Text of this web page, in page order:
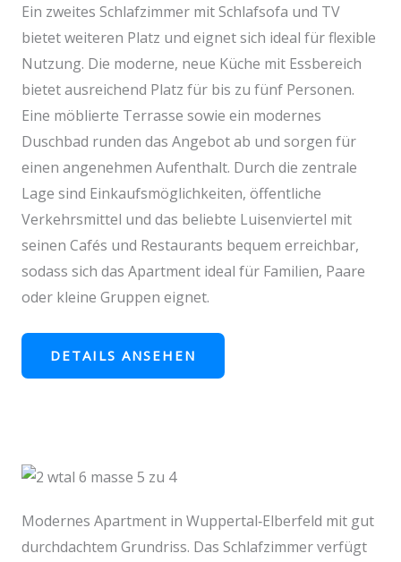
Ein zweites Schlafzimmer mit Schlafsofa und TV
bietet weiteren Platz und eignet sich ideal für flexible
Nutzung. Die moderne, neue Küche mit Essbereich
bietet ausreichend Platz für bis zu fünf Personen.
Eine möblierte Terrasse sowie ein modernes
Duschbad runden das Angebot ab und sorgen für
einen angenehmen Aufenthalt. Durch die zentrale
Lage sind Einkaufsmöglichkeiten, öffentliche
Verkehrsmittel und das beliebte Luisenviertel mit
seinen Cafés und Restaurants bequem erreichbar,
sodass sich das Apartment ideal für Familien, Paare
oder kleine Gruppen eignet.
DETAILS ANSEHEN
Modernes Apartment in Wuppertal‑Elberfeld mit gut
durchdachtem Grundriss. Das Schlafzimmer verfügt